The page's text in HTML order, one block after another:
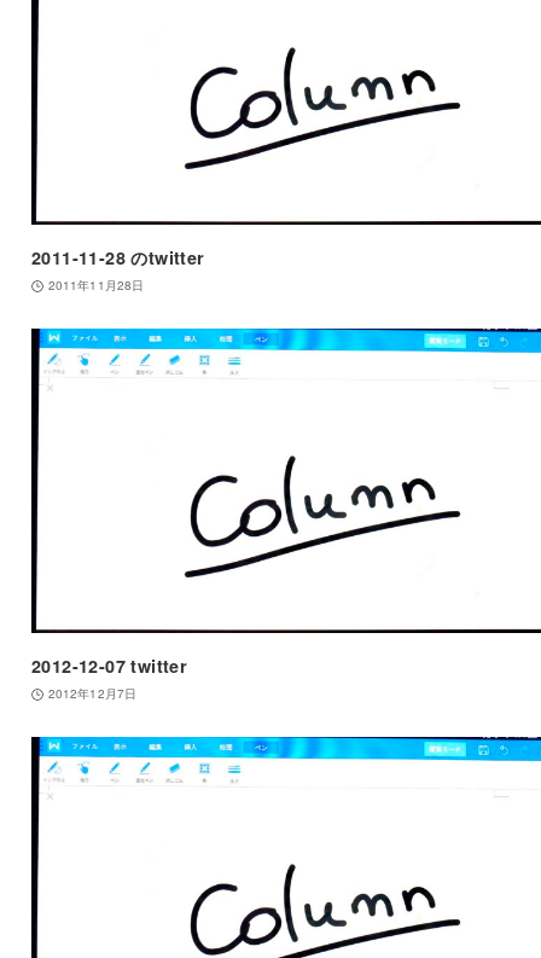
2011-11-28 のtwitter
2011年11月28日
2012-12-07 twitter
2012年12月7日